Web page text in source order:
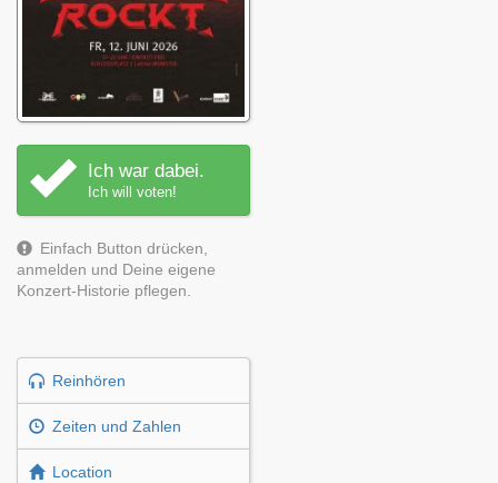
Ich war dabei.
Ich will voten!
Einfach Button drücken,
anmelden und Deine eigene
Konzert-Historie pflegen.
Reinhören
Zeiten und Zahlen
Location